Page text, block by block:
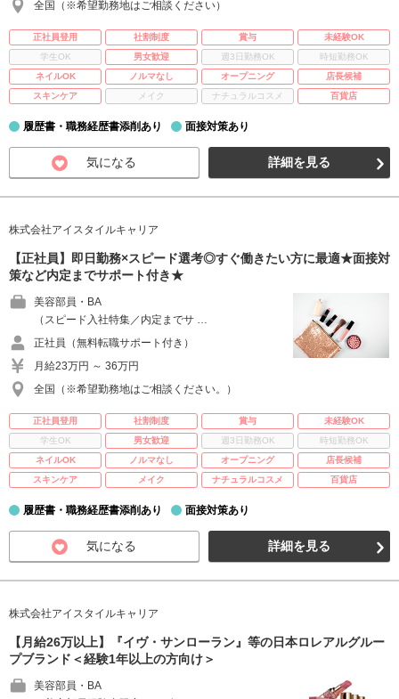
全国（※希望勤務地はご相談ください）
正社員登用 社割制度 賞与
未経験OK
学生OK
男女歓迎 週3日勤務OK
時短勤務OK
ネイルOK
ノルマなし オープニング
店長候補
スキンケア
メイク ナチュラルコスメ 百貨店
履歴書・職務経歴書添削あり 面接対策あり
気になる 詳細を見る
株式会社アイスタイルキャリア
【正社員】即日勤務×スピード選考◎すぐ働きたい方に最適★面接対
策など内定までサポート付き★
美容部員・BA
（スピード入社特集／内定までサ …
正社員（無料転職サポート付き）
月給23万円 ～ 36万円
全国（※希望勤務地はご相談ください。）
正社員登用 社割制度 賞与
未経験OK
学生OK
男女歓迎 週3日勤務OK
時短勤務OK
ネイルOK
ノルマなし オープニング
店長候補
スキンケア
メイク ナチュラルコスメ 百貨店
履歴書・職務経歴書添削あり 面接対策あり
気になる 詳細を見る
株式会社アイスタイルキャリア
【月給26万以上】『イヴ・サンローラン』等の日本ロレアルグルー
プブランド＜経験1年以上の方向け＞
美容部員・BA